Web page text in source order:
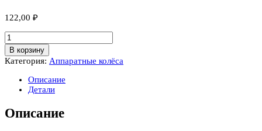
122,00 ₽
Количество
товара
SCtg
93
В корзину
Категория: Аппаратные колёса
Описание
Детали
Описание